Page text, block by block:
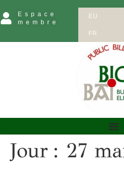
Espace
membre
EU
FR
Jour : 27